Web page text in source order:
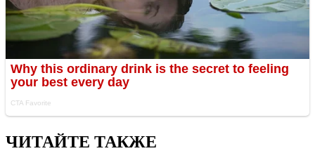
ЧИТАЙТЕ ТАКЖЕ